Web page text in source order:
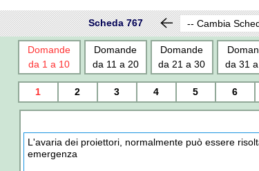
Scheda 767
Domande
da 1 a 10
Domande
da 11 a 20
Domande
da 21 a 30
da 31
1 2 3 4 5 6
L'avaria dei proiettori, normalmente può essere
emergenza